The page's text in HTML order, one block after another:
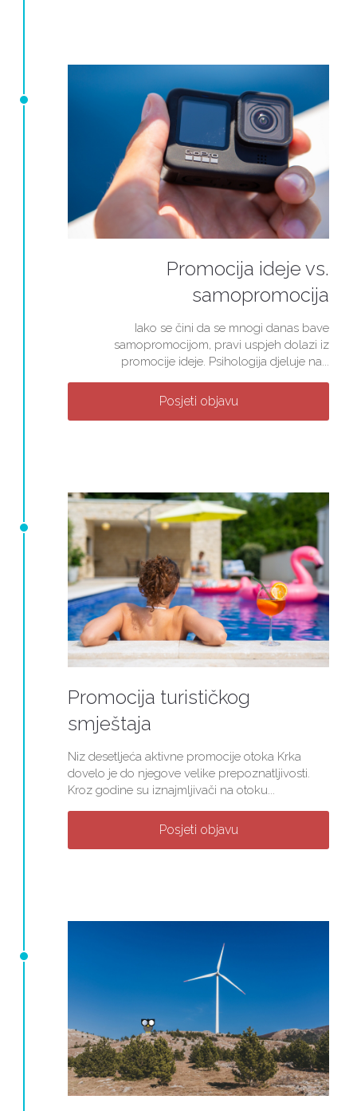
Promocija ideje vs.
samopromocija
Iako se čini da se mnogi danas bave
samopromocijom, pravi uspjeh dolazi iz
promocije ideje. Psihologija djeluje na...
Posjeti objavu
Promocija turističkog
smještaja
Niz desetljeća aktivne promocije otoka Krka
dovelo je do njegove velike prepoznatljivosti.
Kroz godine su iznajmljivači na otoku...
Posjeti objavu